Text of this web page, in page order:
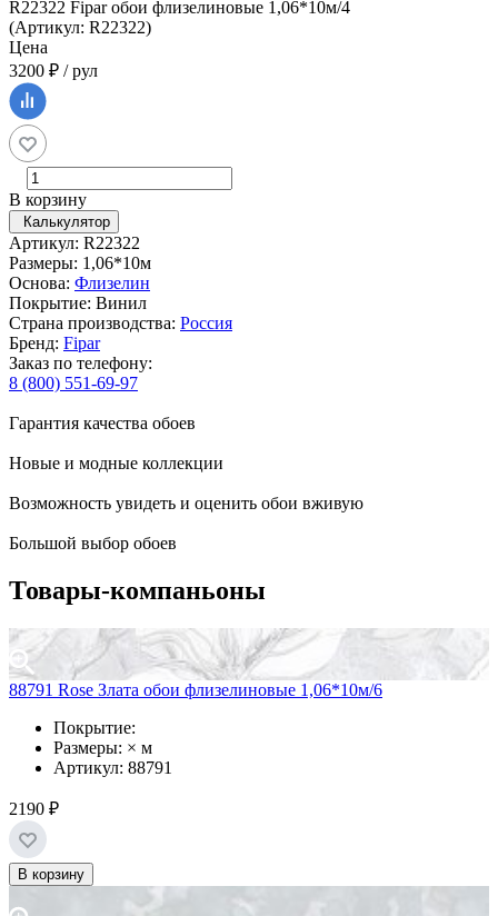
R22322 Fipar обои флизелиновые 1,06*10м/4
(Артикул: R22322)
Цена
3200 ₽ / рул
В корзину
Калькулятор
Артикул: R22322
Размеры: 1,06*10м
Основа: Флизелин
Покрытие: Винил
Страна производства: Россия
Бренд: Fipar
Заказ по телефону:
8 (800) 551-69-97
Гарантия качества обоев
Новые и модные коллекции
Возможность увидеть и оценить обои вживую
Большой выбор обоев
Товары-компаньоны
88791 Rose Злата обои флизелиновые 1,06*10м/6
Покрытие:
Размеры: × м
Артикул: 88791
2190 ₽
В корзину